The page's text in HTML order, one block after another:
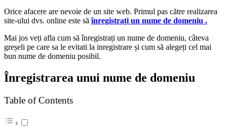
Orice afacere are nevoie de un site web. Primul pas către realizarea
site-ului dvs. online este să înregistrați un nume de domeniu .
Mai jos veți afla cum să înregistrați un nume de domeniu, câteva
greșeli pe care sa le evitati la inregistrare și cum să alegeți cel mai
bun nume de domeniu posibil.
Înregistrarea unui nume de domeniu
Table of Contents